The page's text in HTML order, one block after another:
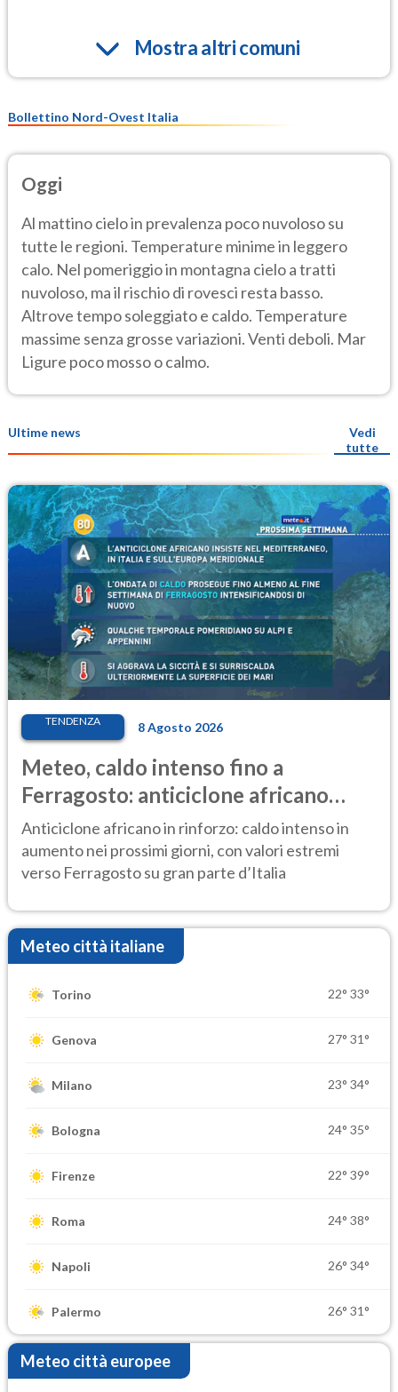
Mostra altri comuni
Bollettino Nord-Ovest Italia
Oggi
Al mattino cielo in prevalenza poco nuvoloso su
tutte le regioni. Temperature minime in leggero
calo. Nel pomeriggio in montagna cielo a tratti
nuvoloso, ma il rischio di rovesci resta basso.
Altrove tempo soleggiato e caldo. Temperature
massime senza grosse variazioni. Venti deboli. Mar
Ligure poco mosso o calmo.
Ultime news
Vedi
tutte
TENDENZA 8 Agosto 2026
Meteo, caldo intenso fino a
Ferragosto: anticiclone africano
ancora protagonista
Anticiclone africano in rinforzo: caldo intenso in
aumento nei prossimi giorni, con valori estremi
verso Ferragosto su gran parte d’Italia
Meteo città italiane
Torino 22° 33°
Genova 27° 31°
Milano 23° 34°
Bologna 24° 35°
Firenze 22° 39°
Roma 24° 38°
Napoli 26° 34°
Palermo 26° 31°
Meteo città europee